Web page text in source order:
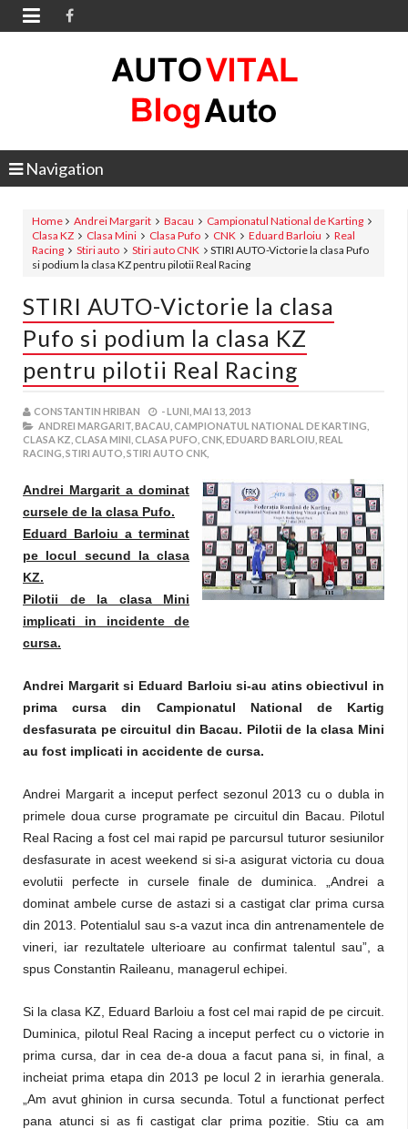

Navigation
Home Andrei Margarit Bacau
Campionatul National de Karting
Clasa KZ
Clasa Mini Clasa Pufo CNK Eduard Barloiu
Real
Racing
Stiri auto Stiri auto CNK
STIRI AUTO-Victorie la clasa Pufo
si podium la clasa KZ pentru pilotii Real Racing
STIRI AUTO-Victorie la clasa
Pufo si podium la clasa KZ
pentru pilotii Real Racing
CONSTANTIN HRIBAN -LUNI, MAI 13, 2013
ANDREI MARGARIT, BACAU, CAMPIONATUL NATIONAL DE KARTING,
CLASA KZ, CLASA MINI, CLASA PUFO, CNK, EDUARD BARLOIU, REAL
RACING, STIRI AUTO, STIRI AUTO CNK,
Andrei Margarit a dominat
cursele de la clasa Pufo.
Eduard Barloiu a terminat
pe locul secund la clasa
KZ.
Pilotii de la clasa Mini
implicati in incidente de
cursa.
Andrei Margarit si Eduard Barloiu si-au atins obiectivul in
prima cursa din Campionatul National de Kartig
desfasurata pe circuitul din Bacau. Pilotii de la clasa Mini
au fost implicati in accidente de cursa.
Andrei Margarit a inceput perfect sezonul 2013 cu o dubla in
primele doua curse programate pe circuitul din Bacau. Pilotul
Real Racing a fost cel mai rapid pe parcursul tuturor sesiunilor
desfasurate in acest weekend si si-a asigurat victoria cu doua
evolutii perfecte in cursele finale de duminica. „Andrei a
dominat ambele curse de astazi si a castigat clar prima cursa
din 2013. Potentialul sau s-a vazut inca din antrenamentele de
vineri, iar rezultatele ulterioare au confirmat talentul sau”, a
spus Constantin Raileanu, managerul echipei.
Si la clasa KZ, Eduard Barloiu a fost cel mai rapid de pe circuit.
Duminica, pilotul Real Racing a inceput perfect cu o victorie in
prima cursa, dar in cea de-a doua a facut pana si, in final, a
incheiat prima etapa din 2013 pe locul 2 in ierarhia generala.
„Am avut ghinion in cursa secunda. Totul a functionat perfect
pana atunci si as fi castigat clar prima pozitie. Stiu ca am